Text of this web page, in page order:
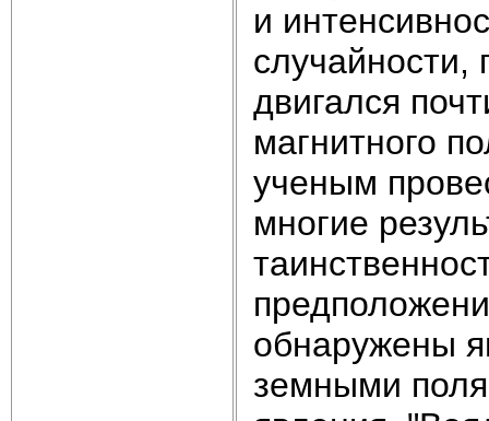
и
случайности,
двигался
магнитного
ученым
многие
обнаружены
земными